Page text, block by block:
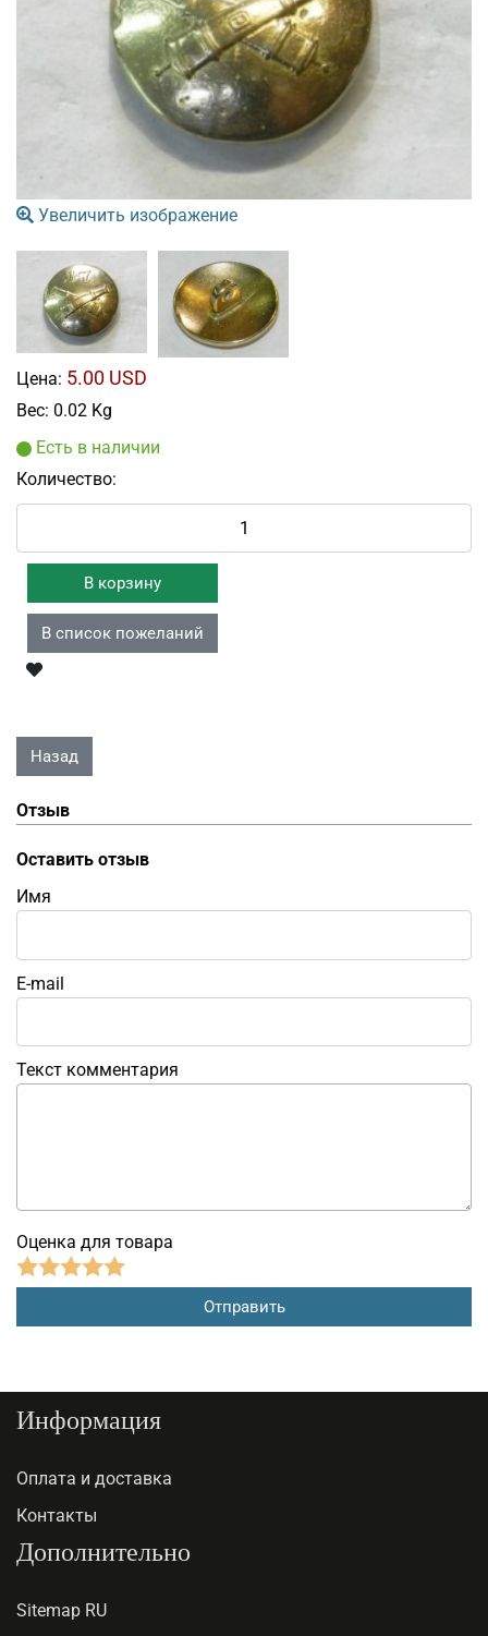
Увеличить изображение
Цена: 5.00 USD
Вес: 0.02 Kg
Есть в наличии
Количество:
Отзыв
Оставить отзыв
Имя
E-mail
Текст комментария
Оценка для товара
Информация
Оплата и доставка
Контакты
Дополнительно
Sitemap RU